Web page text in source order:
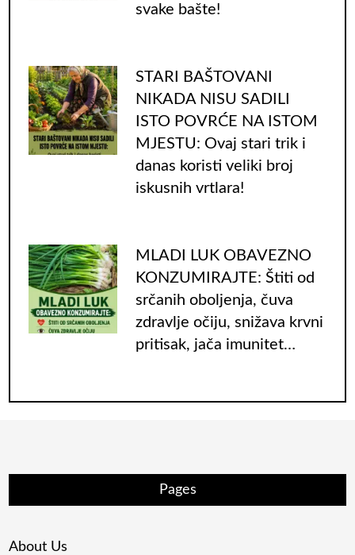
svake bašte!
STARI BAŠTOVANI
NIKADA NISU SADILI
ISTO POVRĆE NA ISTOM
MJESTU: Ovaj stari trik i
danas koristi veliki broj
iskusnih vrtlara!
MLADI LUK OBAVEZNO
KONZUMIRAJTE: Štiti od
srčanih oboljenja, čuva
zdravlje očiju, snižava krvni
pritisak, jača imunitet…
Pages
About Us